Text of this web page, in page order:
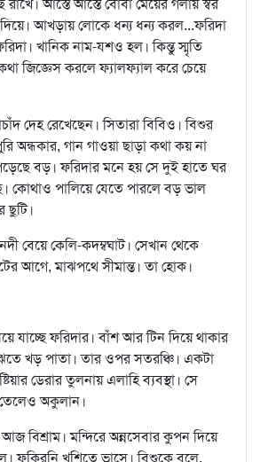
আস্তে আস্তে বোবা মেয়ের গলায় স্বর
আখড়ায় লোকে ধন্য ধন্য করল...ফরিদা
খানিক নাম-যশও হল। কিন্তু স্মৃতি
জিজ্ঞেস করলে ফ্যালফ্যাল করে চেয়ে
দেহ রেখেছেন। সিতারা বিবিও। বিশুর
অন্ধকার, গান গাওয়া ছাড়া কথা কয় না
বড়। ফরিদার মনে হয় সে দুই হাতে ঘর
কোথাও পালিয়ে যেতে পারলে বড় ভাল
ছুটি।
বেয়ে কেলি-কদম্বঘাট। সেখান থেকে
আগে, মাঝপথে সীমান্ত। তা হোক।
যাচ্ছে ফরিদার। বাঁশ আর টিন দিয়ে থাকার
খড় পাতা। তার ওপর সতরঞ্চি। একটা
ডেরার তুলনায় এলাহি ব্যবস্থা। সে
অকুলান।
বিশ্রাম। মন্দিরে অন্নসেবার কুপন দিয়ে
ফকিরনি খুশিতে ভাসে। বিশুকে বলে,